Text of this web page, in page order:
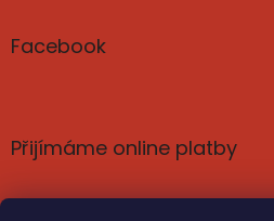
Facebook
Přijímáme online platby